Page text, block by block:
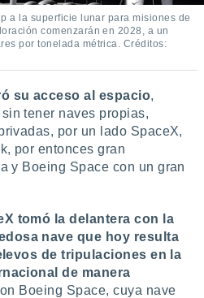
a la superficie lunar para misiones de
comenzarán en 2028, a un
por tonelada métrica. Créditos:
su acceso al espacio,
tener naves propias,
por un lado SpaceX,
por entonces gran
y Boeing Space con un gran
tomó la delantera con la
nave que hoy resulta
de tripulaciones en la
de manera
Boeing Space, cuya nave